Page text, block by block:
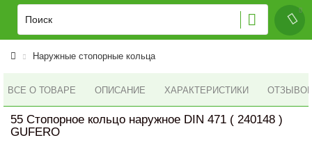
Наружные стопорные кольца
ВСЕ О ТОВАРЕ ОПИСАНИЕ ХАРАКТЕРИСТИКИ ОТЗЫВОВ
55 Стопорное кольцо наружное DIN 471 ( 240148 )
GUFERO